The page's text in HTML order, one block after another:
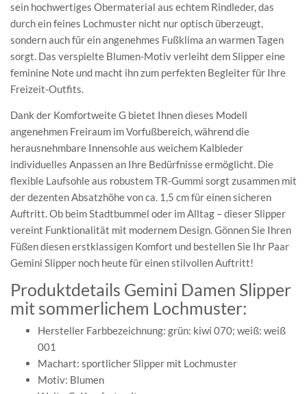
sein hochwertiges Obermaterial aus echtem Rindleder, das
durch ein feines Lochmuster nicht nur optisch überzeugt,
sondern auch für ein angenehmes Fußklima an warmen Tagen
sorgt. Das verspielte Blumen-Motiv verleiht dem Slipper eine
feminine Note und macht ihn zum perfekten Begleiter für Ihre
Freizeit-Outfits.
Dank der Komfortweite G bietet Ihnen dieses Modell
angenehmen Freiraum im Vorfußbereich, während die
herausnehmbare Innensohle aus weichem Kalbleder
individuelles Anpassen an Ihre Bedürfnisse ermöglicht. Die
flexible Laufsohle aus robustem TR-Gummi sorgt zusammen mit
der dezenten Absatzhöhe von ca. 1,5 cm für einen sicheren
Auftritt. Ob beim Stadtbummel oder im Alltag – dieser Slipper
vereint Funktionalität mit modernem Design. Gönnen Sie Ihren
Füßen diesen erstklassigen Komfort und bestellen Sie Ihr Paar
Gemini Slipper noch heute für einen stilvollen Auftritt!
Produktdetails Gemini Damen Slipper
mit sommerlichem Lochmuster:
Hersteller Farbbezeichnung: grün: kiwi 070; weiß: weiß
001
Machart: sportlicher Slipper mit Lochmuster
Motiv: Blumen